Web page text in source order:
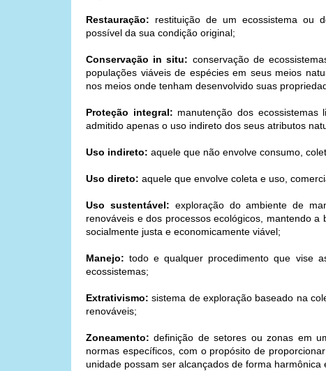
Restauração: restituição de um ecossistema ou
possível da sua condição original;
Conservação in situ: conservação de
populações viáveis de espécies em seus meios
nos meios onde tenham desenvolvido suas
Proteção integral: manutenção dos ecossistemas
admitido apenas o uso indireto dos seus atributos
Uso indireto: aquele que não envolve consumo,
Uso direto: aquele que envolve coleta e uso,
Uso sustentável: exploração do ambiente de
renováveis e dos processos ecológicos, mantendo
socialmente justa e economicamente viável;
Manejo: todo e qualquer procedimento que vise
ecossistemas;
Extrativismo: sistema de exploração baseado na
renováveis;
Zoneamento: definição de setores ou zonas em
normas específicos, com o propósito de
unidade possam ser alcançados de forma harmônica